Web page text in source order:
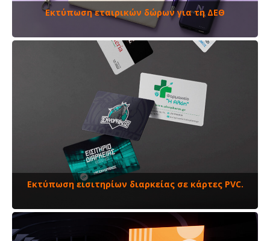
Εκτύπωση εταιρικών δώρων για τη ΔΕΘ
Εκτύπωση εισιτηρίων διαρκείας σε κάρτες PVC.